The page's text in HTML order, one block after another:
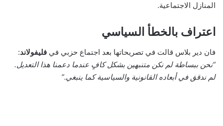
المنازل الاجتماعية.
اعتراف بالخطأ السياسي
فان دير بلاس قالت في تصريحاتها بعد اجتماع حزبي في فليفولاند:
“نحن ببساطة لم نكن متنبهين بشكل كافٍ عندما دعمنا هذا التعديل.
لم ندقق في أبعاده القانونية والسياسية كما ينبغي.”